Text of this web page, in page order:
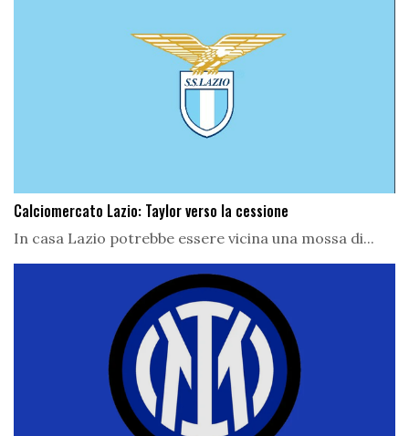
Calciomercato Lazio: Taylor verso la cessione
In casa Lazio potrebbe essere vicina una mossa di...